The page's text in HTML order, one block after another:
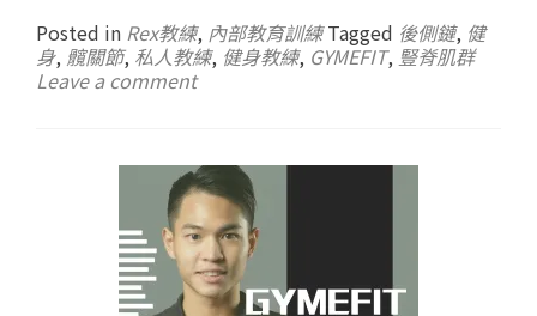
Posted in Rex教練, 內部教育訓練 Tagged 後側鏈, 健
身, 髖關節, 私人教練, 健身教練, GYMEFIT, 豎脊肌群
Leave a comment